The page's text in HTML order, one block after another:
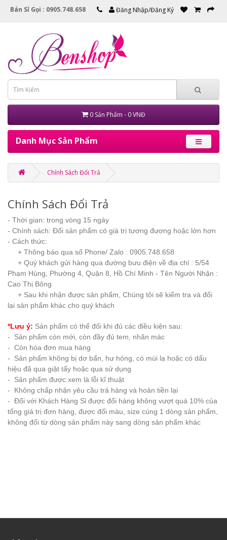
Bán Sỉ Gọi : 0905.748.658 Đăng Nhập/Đăng Ký
0 Sản Phẩm - 0 VNĐ
Danh Mục Sản Phẩm
Chính Sách Đổi Trả
Chính Sách Đổi Trả
- Thời gian: trong vòng 15 ngày
- Chính sách: Đổi sản phẩm có giá trị tương đương hoặc lớn hơn
- Cách thức:
+ Thông báo qua số Phone/ Zalo : 0905.748.658
+ Quý khách gửi hàng qua đường bưu điện về địa chỉ : 5/54
Phạm Hùng, Phường 4, Quận 8, Hồ Chí Minh - Tên Người Nhận :
Cao Thị Bông
+ Sau khi nhận được sản phẩm, Chúng tôi sẽ kiểm tra và đổi
lại sản phẩm khác cho quý khách
*Lưu ý: Sản phẩm có thể đổi khi đủ các điều kiện sau:
- Sản phẩm còn mới, còn đầy đủ tem, nhãn mác
- Còn hóa đơn mua hàng
- Sản phẩm không bị dơ bẩn, hư hỏng, có mùi lạ hoặc có dấu
hiệu đã qua giặt tẩy hoặc qua sử dụng
- Sản phẩm được xem là lỗi kĩ thuật
- Không chấp nhận yêu cầu trả hàng và hoàn tiền lại
- Đối với Khách Hàng Sỉ được đổi hàng không vượt quá 10% của
tổng giá trị đơn hàng, được đổi màu, size cùng 1 dòng sản phẩm,
không đổi từ dòng sản phẩm này sang dòng sản phẩm khác